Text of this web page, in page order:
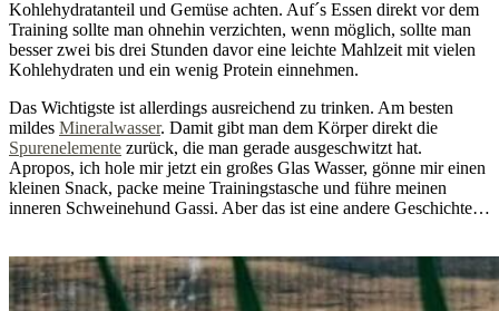
Kohlehydratanteil und Gemüse achten. Auf´s Essen direkt vor dem
Training sollte man ohnehin verzichten, wenn möglich, sollte man
besser zwei bis drei Stunden davor eine leichte Mahlzeit mit vielen
Kohlehydraten und ein wenig Protein einnehmen.
Das Wichtigste ist allerdings ausreichend zu trinken. Am besten
mildes Mineralwasser. Damit gibt man dem Körper direkt die
Spurenelemente zurück, die man gerade ausgeschwitzt hat.
Apropos, ich hole mir jetzt ein großes Glas Wasser, gönne mir einen
kleinen Snack, packe meine Trainingstasche und führe meinen
inneren Schweinehund Gassi. Aber das ist eine andere Geschichte…